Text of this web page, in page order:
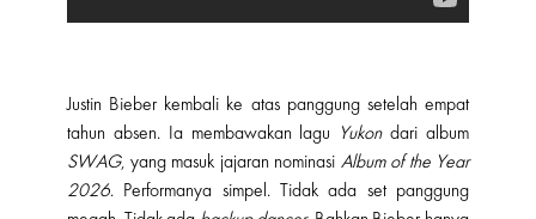
Justin Bieber kembali ke atas panggung setelah empat
tahun absen. Ia membawakan lagu Yukondari album
SWAG, yang masuk jajaran nominasi Album of the Year
2026. Performanya simpel. Tidak ada set panggung